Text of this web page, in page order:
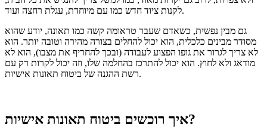
לקנות ציוד חדש כמו עם מיוחדת, עגלת רחצה ועוד.
גם מבין נפשית, כשאדם שעבר טראומה קשה כמו תאונה, יודע שהוא
מסודר מבינים כלכלית, הוא יכול להחלים בצורה מהירה וטובה יותר. הוא
לא צריך לגרור את גופו הפצוע לעבודה (ובכך להחריף את מצבו), הוא לא
מודאג ולא לחוץ. הוא יכול להתרכז בהחלמה שלו, וזה יכול לקרות רק עם
רשת ההגנה של ביטוח תאונות אישיות.
איך רוכשים ביטוח תאונות אישיות?